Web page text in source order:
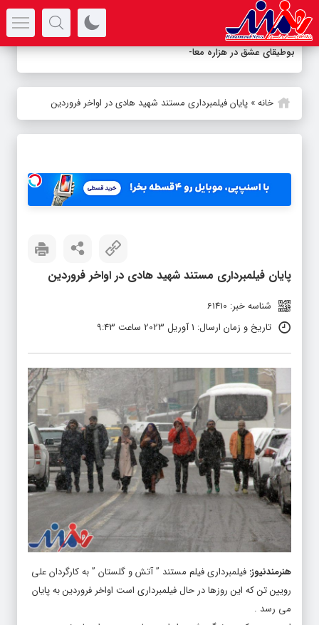
بوطیقای عشق در هزاره معاصر
خانه» پایان فیلمبرداری مستند شهید هادی در اواخر فروردین
پایان فیلمبرداری مستند شهید هادی در اواخر فروردین
شناسه خبر: 61410
تاریخ و زمان ارسال: 1 آوریل 2023 ساعت 9:43
هنرمندنیوز: فیلمبرداری فیلم مستند ” آتش و گلستان ” به کارگردان علی
رویین تن که این روزها در حال فیلمبرداری است اواخر فروردین به پایان
می رسد .